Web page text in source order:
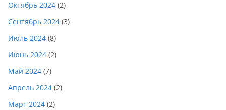
Октябрь 2024 (2)
Сентябрь 2024 (3)
Июль 2024 (8)
Июнь 2024 (2)
Май 2024 (7)
Апрель 2024 (2)
Март 2024 (2)